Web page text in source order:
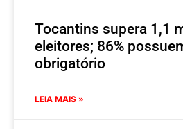
Tocantins supera 1,1
eleitores; 86%
obrigatório
LEIA MAIS »